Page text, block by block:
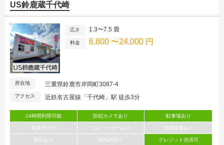
US鈴鹿蔵千代崎
広さ 1.3〜7.5 畳
料金 6,800 〜24,000 円
所在地 三重県鈴鹿市岸岡町3087-4
アクセス 近鉄名古屋線「千代崎」駅 徒歩3分
24時間利用可能 防犯カメラあり 駐車場あり
車横付け可 エレベーターあり 空調設備あり
換気あり 現地内覧可 クレジット決済可